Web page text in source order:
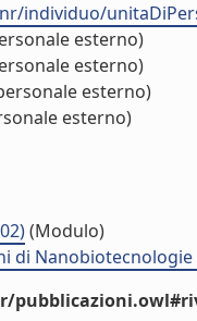
individuo/
esterno)
esterno)
esterno)
esterno)
(Modulo)
di Nanobiotecnologie